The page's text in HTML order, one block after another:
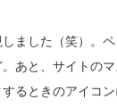
ました（笑）。ペ
あと、サイトの
るときのアイコ